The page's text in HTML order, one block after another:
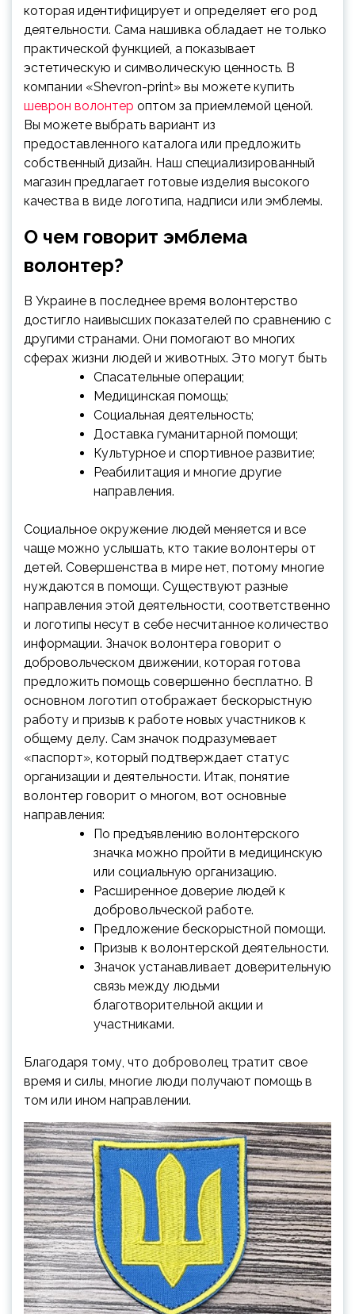
которая идентифицирует и определяет его род
деятельности. Сама нашивка обладает не только
практической функцией, а показывает
эстетическую и символическую ценность. В
компании «Shevron-print» вы можете купить
шеврон волонтер оптом за приемлемой ценой.
Вы можете выбрать вариант из
предоставленного каталога или предложить
собственный дизайн. Наш специализированный
магазин предлагает готовые изделия высокого
качества в виде логотипа, надписи или эмблемы.
О чем говорит эмблема
волонтер?
В Украине в последнее время волонтерство
достигло наивысших показателей по сравнению с
другими странами. Они помогают во многих
сферах жизни людей и животных. Это могут быть
Спасательные операции;
Медицинская помощь;
Социальная деятельность;
Доставка гуманитарной помощи;
Культурное и спортивное развитие;
Реабилитация и многие другие
направления.
Социальное окружение людей меняется и все
чаще можно услышать, кто такие волонтеры от
детей. Совершенства в мире нет, потому многие
нуждаются в помощи. Существуют разные
направления этой деятельности, соответственно
и логотипы несут в себе несчитанное количество
информации. Значок волонтера говорит о
добровольческом движении, которая готова
предложить помощь совершенно бесплатно. В
основном логотип отображает бескорыстную
работу и призыв к работе новых участников к
общему делу. Сам значок подразумевает
«паспорт», который подтверждает статус
организации и деятельности. Итак, понятие
волонтер говорит о многом, вот основные
направления:
По предъявлению волонтерского
значка можно пройти в медицинскую
или социальную организацию.
Расширенное доверие людей к
добровольческой работе.
Предложение бескорыстной помощи.
Призыв к волонтерской деятельности.
Значок устанавливает доверительную
связь между людьми
благотворительной акции и
участниками.
Благодаря тому, что доброволец тратит свое
время и силы, многие люди получают помощь в
том или ином направлении.